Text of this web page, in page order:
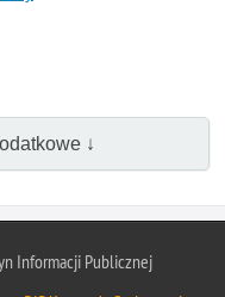
↓
Informacji Publicznej